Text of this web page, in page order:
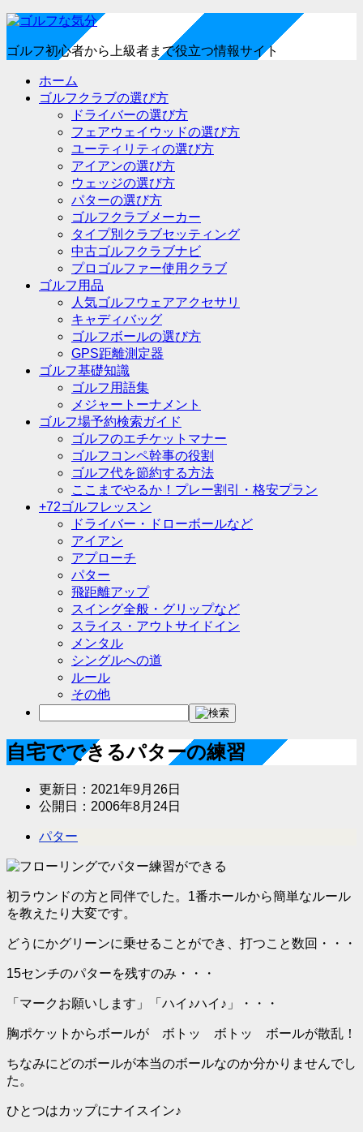
ゴルフ初心者から上級者まで役立つ情報サイト
ホーム
ゴルフクラブの選び方
ドライバーの選び方
フェアウェイウッドの選び方
ユーティリティの選び方
アイアンの選び方
ウェッジの選び方
パターの選び方
ゴルフクラブメーカー
タイプ別クラブセッティング
中古ゴルフクラブナビ
プロゴルファー使用クラブ
ゴルフ用品
人気ゴルフウェアアクセサリ
キャディバッグ
ゴルフボールの選び方
GPS距離測定器
ゴルフ基礎知識
ゴルフ用語集
メジャートーナメント
ゴルフ場予約検索ガイド
ゴルフのエチケットマナー
ゴルフコンペ幹事の役割
ゴルフ代を節約する方法
ここまでやるか！プレー割引・格安プラン
+72ゴルフレッスン
ドライバー・ドローボールなど
アイアン
アプローチ
パター
飛距離アップ
スイング全般・グリップなど
スライス・アウトサイドイン
メンタル
シングルへの道
ルール
その他
自宅でできるパターの練習
更新日： 2021年9月26日
公開日： 2006年8月24日
パター
初ラウンドの方と同伴でした。1番ホールから簡単なルール
を教えたり大変です。
どうにかグリーンに乗せることができ、打つこと数回・・・
15センチのパターを残すのみ・・・
「マークお願いします」「ハイ♪ハイ♪」・・・
胸ポケットからボールが ボトッ ボトッ ボールが散乱！
ちなみにどのボールが本当のボールなのか分かりませんでし
た。
ひとつはカップにナイスイン♪